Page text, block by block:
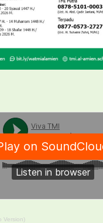
Version)